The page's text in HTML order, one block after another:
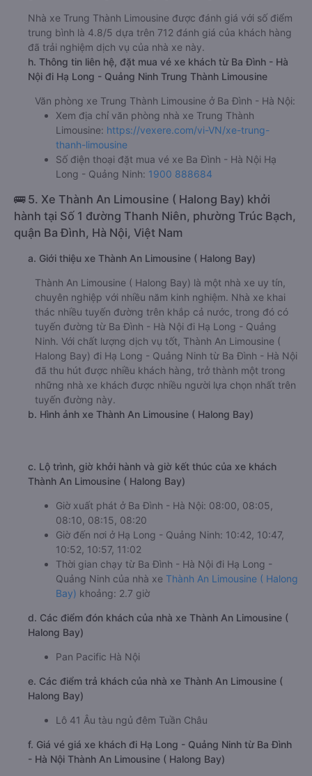
Nhà xe Trung Thành Limousine được đánh giá với số điểm
trung bình là 4.8/5 dựa trên 712 đánh giá của khách hàng
đã trải nghiệm dịch vụ của nhà xe này.
h. Thông tin liên hệ, đặt mua vé xe khách từ Ba Đình - Hà
Nội đi Hạ Long - Quảng Ninh Trung Thành Limousine
Văn phòng xe Trung Thành Limousine ở Ba Đình - Hà Nội:
Xem địa chỉ văn phòng nhà xe Trung Thành
Limousine: https://vexere.com/vi-VN/xe-trung-
thanh-limousine
Số điện thoại đặt mua vé xe Ba Đình - Hà Nội Hạ
Long - Quảng Ninh: 1900 888684
🚌 5. Xe Thành An Limousine ( Halong Bay) khởi
hành tại Số 1 đường Thanh Niên, phường Trúc Bạch,
quận Ba Đình, Hà Nội, Việt Nam
a. Giới thiệu xe Thành An Limousine ( Halong Bay)
Thành An Limousine ( Halong Bay) là một nhà xe uy tín,
chuyên nghiệp với nhiều năm kinh nghiệm. Nhà xe khai
thác nhiều tuyến đường trên khắp cả nước, trong đó có
tuyến đường từ Ba Đình - Hà Nội đi Hạ Long - Quảng
Ninh. Với chất lượng dịch vụ tốt, Thành An Limousine (
Halong Bay) đi Hạ Long - Quảng Ninh từ Ba Đình - Hà Nội
đã thu hút được nhiều khách hàng, trở thành một trong
những nhà xe khách được nhiều người lựa chọn nhất trên
tuyến đường này.
b. Hình ảnh xe Thành An Limousine ( Halong Bay)
c. Lộ trình, giờ khởi hành và giờ kết thúc của xe khách
Thành An Limousine ( Halong Bay)
Giờ xuất phát ở Ba Đình - Hà Nội: 08:00, 08:05,
08:10, 08:15, 08:20
Giờ đến nơi ở Hạ Long - Quảng Ninh: 10:42, 10:47,
10:52, 10:57, 11:02
Thời gian chạy từ Ba Đình - Hà Nội đi Hạ Long -
Quảng Ninh của nhà xe Thành An Limousine ( Halong
Bay) khoảng: 2.7 giờ
d. Các điểm đón khách của nhà xe Thành An Limousine (
Halong Bay)
Pan Pacific Hà Nội
e. Các điểm trả khách của nhà xe Thành An Limousine (
Halong Bay)
Lô 41 Âu tàu ngủ đêm Tuần Châu
f. Giá vé giá xe khách đi Hạ Long - Quảng Ninh từ Ba Đình
- Hà Nội Thành An Limousine ( Halong Bay)